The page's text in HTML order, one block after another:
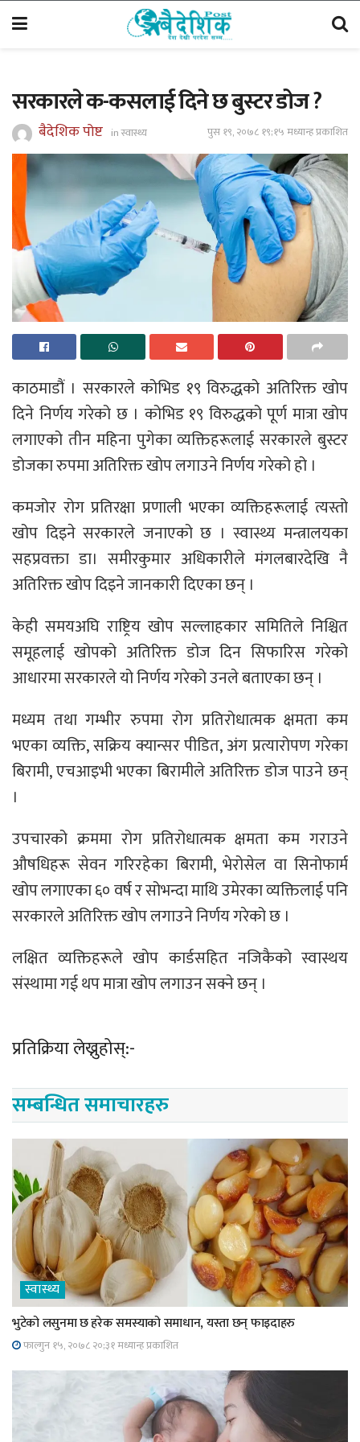
सरकारले क-कसलाई दिने छ बुस्टर डोज ?
बैदेशिक पोष्ट inस्वास्थ्य पुस १९, २०७८ १९;१५ मध्यान्ह प्रकाशित
काठमाडौं । सरकारले कोभिड १९ विरुद्धको अतिरिक्त खोप
दिने निर्णय गरेको छ । कोभिड १९ विरुद्धको पूर्ण मात्रा खोप
लगाएको तीन महिना पुगेका व्यक्तिहरूलाई सरकारले बुस्टर
डोजका रुपमा अतिरिक्त खोप लगाउने निर्णय गरेको हो ।
कमजोर रोग प्रतिरक्षा प्रणाली भएका व्यक्तिहरूलाई त्यस्तो
खोप दिइने सरकारले जनाएको छ । स्वास्थ्य मन्त्रालयका
सहप्रवक्ता डा। समीरकुमार अधिकारीले मंगलबारदेखि नै
अतिरिक्त खोप दिइने जानकारी दिएका छन् ।
केही समयअघि राष्ट्रिय खोप सल्लाहकार समितिले निश्चित
समूहलाई खोपको अतिरिक्त डोज दिन सिफारिस गरेको
आधारमा सरकारले यो निर्णय गरेको उनले बताएका छन् ।
मध्यम तथा गम्भीर रुपमा रोग प्रतिरोधात्मक क्षमता कम
भएका व्यक्ति, सक्रिय क्यान्सर पीडित, अंग प्रत्यारोपण गरेका
बिरामी, एचआइभी भएका बिरामीले अतिरिक्त डोज पाउने छन्
।
उपचारको क्रममा रोग प्रतिरोधात्मक क्षमता कम गराउने
औषधिहरू सेवन गरिरहेका बिरामी, भेरोसेल वा सिनोफार्म
खोप लगाएका ६० वर्ष र सोभन्दा माथि उमेरका व्यक्तिलाई पनि
सरकारले अतिरिक्त खोप लगाउने निर्णय गरेको छ ।
लक्षित व्यक्तिहरूले खोप कार्डसहित नजिकैको स्वास्थय
संस्थामा गई थप मात्रा खोप लगाउन सक्ने छन् ।
प्रतिक्रिया लेख्नुहोस्:-
सम्बन्धित समाचारहरु
स्वास्थ्य
भुटेको लसुनमा छ हरेक समस्याको समाधान, यस्ता छन् फाइदाहरु
फाल्गुन १५, २०७८ २०;३१ मध्यान्ह प्रकाशित